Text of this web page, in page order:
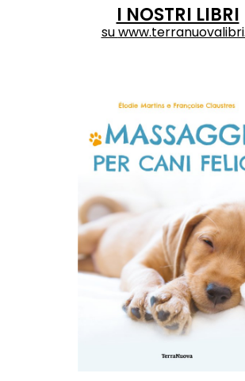
I NOSTRI LIBRI
su